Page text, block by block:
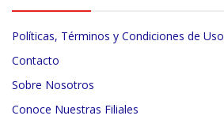
Políticas, Términos y Condiciones de Uso
Contacto
Sobre Nosotros
Conoce Nuestras Filiales